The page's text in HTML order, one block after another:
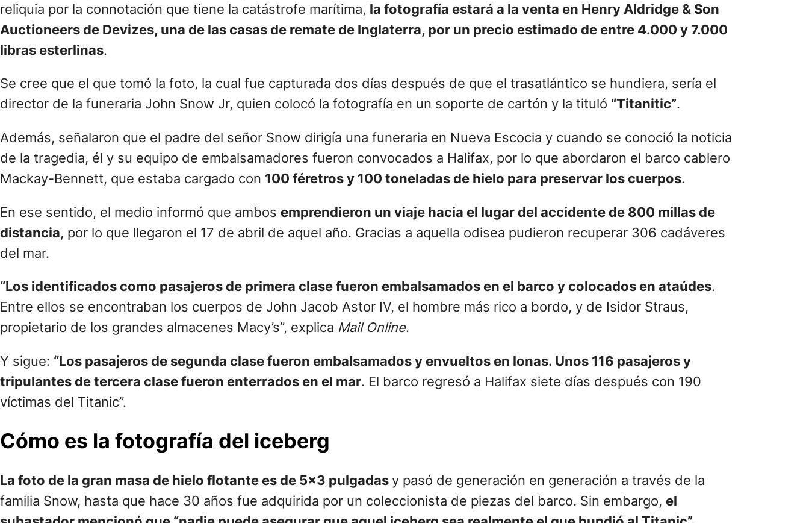
reliquia por la connotación que tiene la catástrofe marítima, la fotografía estará a la venta en Henry Aldridge & Son
Auctioneers de Devizes, una de las casas de remate de Inglaterra, por un precio estimado de entre 4.000 y 7.000
libras esterlinas.
Se cree que el que tomó la foto, la cual fue capturada dos días después de que el trasatlántico se hundiera, sería el
director de la funeraria John Snow Jr, quien colocó la fotografía en un soporte de cartón y la tituló “Titanitic”.
Además, señalaron que el padre del señor Snow dirigía una funeraria en Nueva Escocia y cuando se conoció la noticia
de la tragedia, él y su equipo de embalsamadores fueron convocados a Halifax, por lo que abordaron el barco cablero
Mackay-Bennett, que estaba cargado con 100 féretros y 100 toneladas de hielo para preservar los cuerpos.
En ese sentido, el medio informó que ambos emprendieron un viaje hacia el lugar del accidente de 800 millas de
distancia, por lo que llegaron el 17 de abril de aquel año. Gracias a aquella odisea pudieron recuperar 306 cadáveres
del mar.
“Los identificados como pasajeros de primera clase fueron embalsamados en el barco y colocados en ataúdes.
Entre ellos se encontraban los cuerpos de John Jacob Astor IV, el hombre más rico a bordo, y de Isidor Straus,
propietario de los grandes almacenes Macy’s”, explica Mail Online.
Y sigue: “Los pasajeros de segunda clase fueron embalsamados y envueltos en lonas. Unos 116 pasajeros y
tripulantes de tercera clase fueron enterrados en el mar. El barco regresó a Halifax siete días después con 190
víctimas del Titanic”.
Cómo es la fotografía del iceberg
La foto de la gran masa de hielo flotante es de 5×3 pulgadas y pasó de generación en generación a través de la
familia Snow, hasta que hace 30 años fue adquirida por un coleccionista de piezas del barco. Sin embargo, el